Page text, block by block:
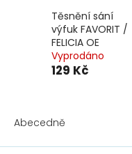
Těsnění sání
výfuk FAVORIT /
FELICIA OE
Vyprodáno
129 Kč
Abecedně